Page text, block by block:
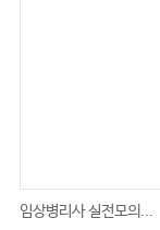
임상병리사 실전모의...